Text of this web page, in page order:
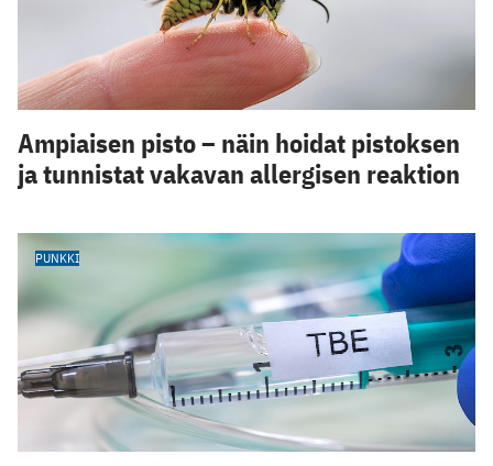
Ampiaisen pisto – näin hoidat pistoksen
ja tunnistat vakavan allergisen reaktion
PUNKKI